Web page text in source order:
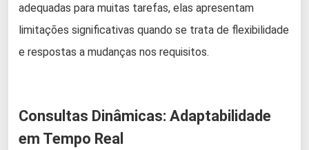
adequadas para muitas tarefas, elas apresentam
limitações significativas quando se trata de flexibilidade
e respostas a mudanças nos requisitos.
Consultas Dinâmicas: Adaptabilidade
em Tempo Real